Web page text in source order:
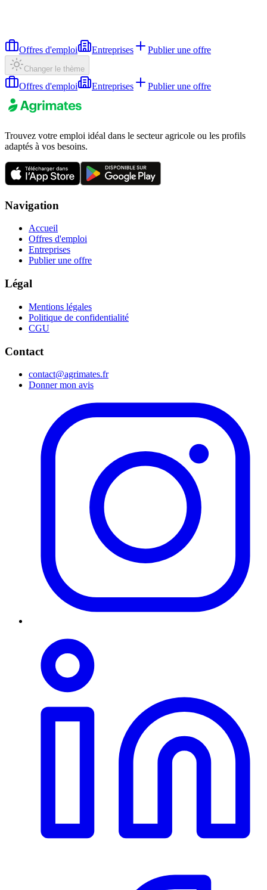
Offres d'emploi Entreprises Publier une offre
Changer le thème
Offres d'emploi Entreprises Publier une offre
Trouvez votre emploi idéal dans le secteur agricole ou les profils
adaptés à vos besoins.
Navigation
Accueil
Offres d'emploi
Entreprises
Publier une offre
Légal
Mentions légales
Politique de confidentialité
CGU
Contact
contact@agrimates.fr
Donner mon avis